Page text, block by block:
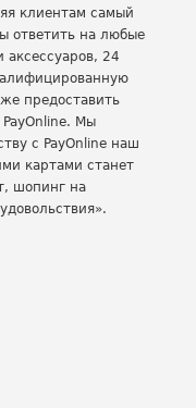
клиентам самый
ответить на любые
аксессуаров, 24
предоставить
Мы
с PayOnline наш
картами станет
шопинг на